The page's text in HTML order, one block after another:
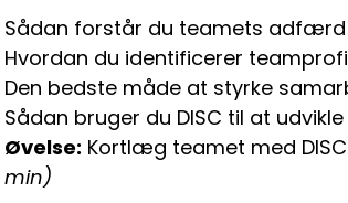
Sådan forstår du teamets adfærd
Hvordan du identificerer
Den bedste måde at styrke
Sådan bruger du DISC til at
Øvelse: Kortlæg teamet med
min)